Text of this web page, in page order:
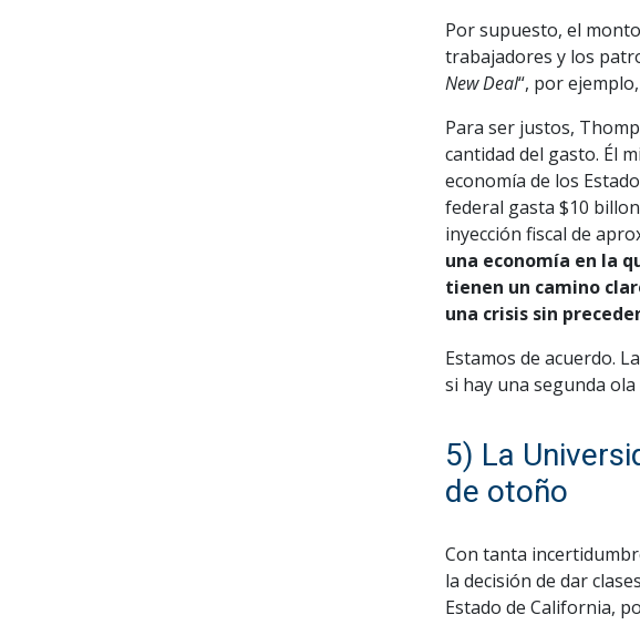
Por supuesto, el
trabajadores y los
New Deal“, por
Para ser justos,
cantidad del gasto. Él
economía de los
federal gasta $10
inyección fiscal de
una economía en la
tienen un camino
una crisis sin
Estamos de acuerdo.
si hay una segunda
5) La
de otoño
Con tanta
la decisión de dar
Estado de California,